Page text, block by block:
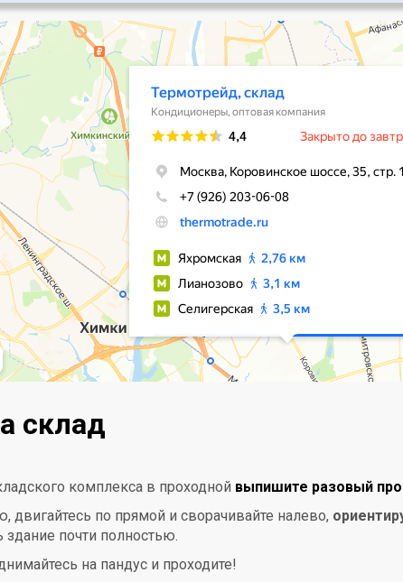
склад
комплекса в проходной выпишите разовый
двигайтесь по прямой и сворачивайте налево,
почти полностью.
на пандус и проходите!